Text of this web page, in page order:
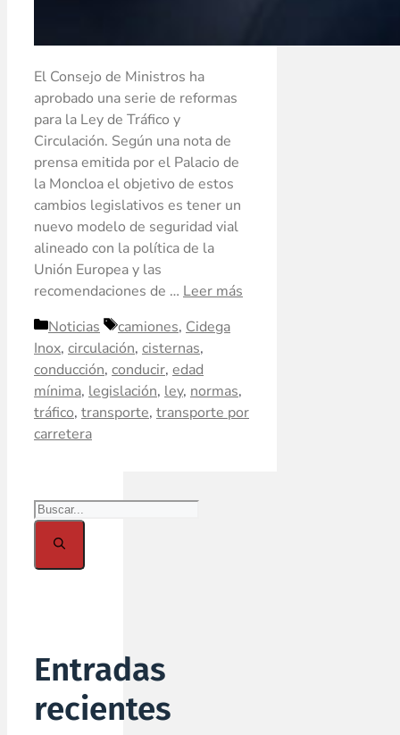
El Consejo de Ministros ha
aprobado una serie de reformas
para la Ley de Tráfico y
Circulación. Según una nota de
prensa emitida por el Palacio de
la Moncloa el objetivo de estos
cambios legislativos es tener un
nuevo modelo de seguridad vial
alineado con la política de la
Unión Europea y las
recomendaciones de … Leer más
Noticias
camiones, Cidega
Inox, circulación, cisternas,
conducción, conducir, edad
mínima, legislación, ley, normas,
tráfico, transporte, transporte por
carretera
Entradas
recientes